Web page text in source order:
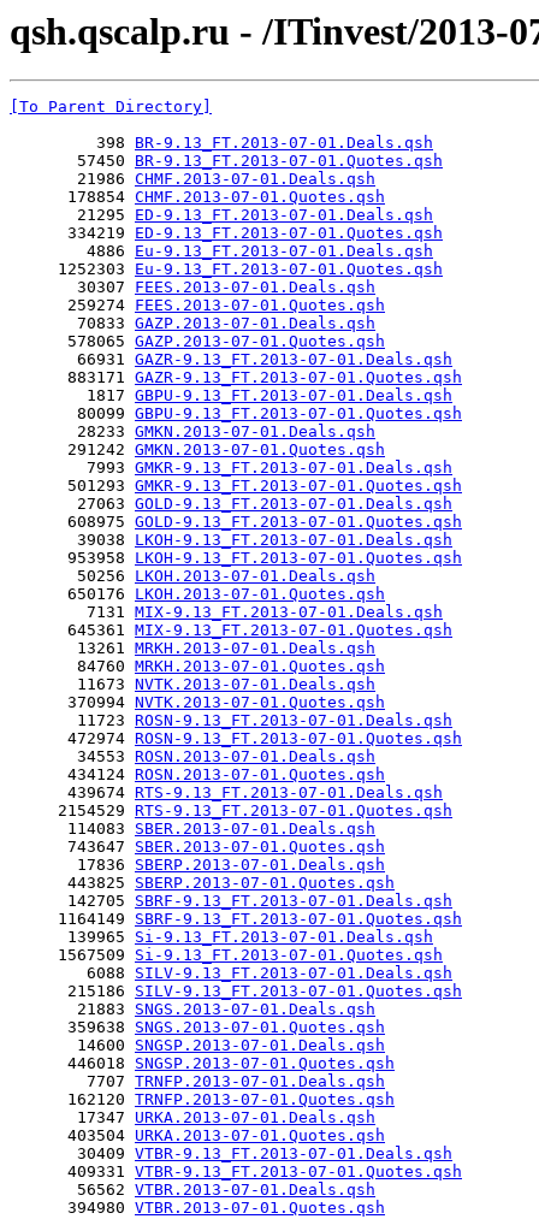
qsh.qscalp.ru - /ITinvest/2013-
[To Parent Directory]
         398
BR-9.13_FT.2013-07-01.Deals.qsh
       57450
BR-9.13_FT.2013-07-01.Quotes.qsh
       21986
CHMF.2013-07-01.Deals.qsh
      178854
CHMF.2013-07-01.Quotes.qsh
       21295
ED-9.13_FT.2013-07-01.Deals.qsh
      334219
ED-9.13_FT.2013-07-01.Quotes.qsh
        4886
Eu-9.13_FT.2013-07-01.Deals.qsh
     1252303
Eu-9.13_FT.2013-07-01.Quotes.qsh
       30307
FEES.2013-07-01.Deals.qsh
      259274
FEES.2013-07-01.Quotes.qsh
       70833
GAZP.2013-07-01.Deals.qsh
      578065
GAZP.2013-07-01.Quotes.qsh
       66931
GAZR-9.13_FT.2013-07-01.Deals.qsh
      883171
GAZR-9.13_FT.2013-07-01.Quotes.qsh
        1817
GBPU-9.13_FT.2013-07-01.Deals.qsh
       80099
GBPU-9.13_FT.2013-07-01.Quotes.qsh
       28233
GMKN.2013-07-01.Deals.qsh
      291242
GMKN.2013-07-01.Quotes.qsh
        7993
GMKR-9.13_FT.2013-07-01.Deals.qsh
      501293
GMKR-9.13_FT.2013-07-01.Quotes.qsh
       27063
GOLD-9.13_FT.2013-07-01.Deals.qsh
      608975
GOLD-9.13_FT.2013-07-01.Quotes.qsh
       39038
LKOH-9.13_FT.2013-07-01.Deals.qsh
      953958
LKOH-9.13_FT.2013-07-01.Quotes.qsh
       50256
LKOH.2013-07-01.Deals.qsh
      650176
LKOH.2013-07-01.Quotes.qsh
        7131
MIX-9.13_FT.2013-07-01.Deals.qsh
      645361
MIX-9.13_FT.2013-07-01.Quotes.qsh
       13261
MRKH.2013-07-01.Deals.qsh
       84760
MRKH.2013-07-01.Quotes.qsh
       11673
NVTK.2013-07-01.Deals.qsh
      370994
NVTK.2013-07-01.Quotes.qsh
       11723
ROSN-9.13_FT.2013-07-01.Deals.qsh
      472974
ROSN-9.13_FT.2013-07-01.Quotes.qsh
       34553
ROSN.2013-07-01.Deals.qsh
      434124
ROSN.2013-07-01.Quotes.qsh
      439674
RTS-9.13_FT.2013-07-01.Deals.qsh
     2154529
RTS-9.13_FT.2013-07-01.Quotes.qsh
      114083
SBER.2013-07-01.Deals.qsh
      743647
SBER.2013-07-01.Quotes.qsh
       17836
SBERP.2013-07-01.Deals.qsh
      443825
SBERP.2013-07-01.Quotes.qsh
      142705
SBRF-9.13_FT.2013-07-01.Deals.qsh
     1164149
SBRF-9.13_FT.2013-07-01.Quotes.qsh
      139965
Si-9.13_FT.2013-07-01.Deals.qsh
     1567509
Si-9.13_FT.2013-07-01.Quotes.qsh
        6088
SILV-9.13_FT.2013-07-01.Deals.qsh
      215186
SILV-9.13_FT.2013-07-01.Quotes.qsh
       21883
SNGS.2013-07-01.Deals.qsh
      359638
SNGS.2013-07-01.Quotes.qsh
       14600
SNGSP.2013-07-01.Deals.qsh
      446018
SNGSP.2013-07-01.Quotes.qsh
        7707
TRNFP.2013-07-01.Deals.qsh
      162120
TRNFP.2013-07-01.Quotes.qsh
       17347
URKA.2013-07-01.Deals.qsh
      403504
URKA.2013-07-01.Quotes.qsh
       30409
VTBR-9.13_FT.2013-07-01.Deals.qsh
      409331
VTBR-9.13_FT.2013-07-01.Quotes.qsh
       56562
VTBR.2013-07-01.Deals.qsh
      394980
VTBR.2013-07-01.Quotes.qsh